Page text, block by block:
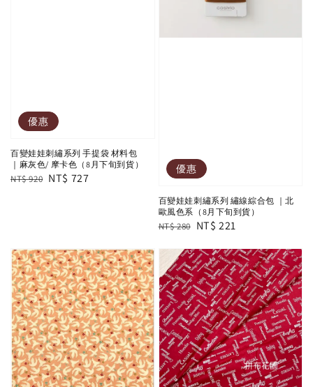
優惠
百變娃娃刺繡系列 手提袋 材料包
｜麻灰色/ 摩卡色（8月下旬到貨）
Regular
NT$ 920 Sale
NT$ 727
優惠
百變娃娃刺繡系列 繡線綜合包 ｜北
歐風色系（8月下旬到貨）
Regular
NT$ 280 Sale
NT$ 221